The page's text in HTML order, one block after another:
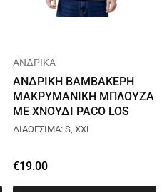
ΑΝΔΡΙΚΑ
ΑΝΔΡΙΚΗ ΒΑΜΒΑΚΕΡΗ
ΜΑΚΡΥΜΑΝΙΚΗ ΜΠΛΟΥΖΑ
ΜΕ ΧΝΟΥΔΙ PACO LOS
ANGELES ΓΚΡΙ 2581057
ΔΙΑΘΕΣΙΜΑ: S, XXL
€19.00